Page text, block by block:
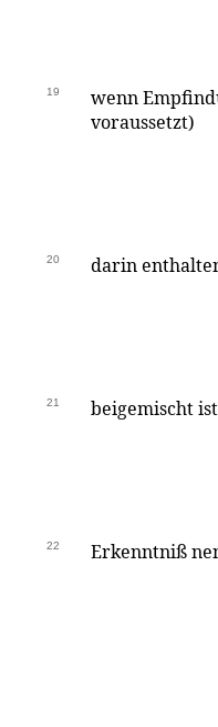
19
wenn
voraussetzt)
20 darin
21 beigemischt
22 Erkenntniß